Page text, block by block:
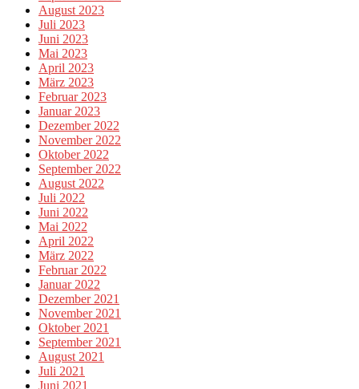
August 2023
Juli 2023
Juni 2023
Mai 2023
April 2023
März 2023
Februar 2023
Januar 2023
Dezember 2022
November 2022
Oktober 2022
September 2022
August 2022
Juli 2022
Juni 2022
Mai 2022
April 2022
März 2022
Februar 2022
Januar 2022
Dezember 2021
November 2021
Oktober 2021
September 2021
August 2021
Juli 2021
Juni 2021